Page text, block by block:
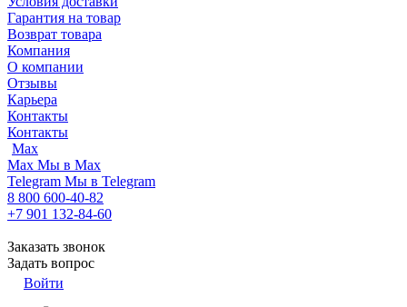
Гарантия на товар
Возврат товара
Компания
О компании
Отзывы
Карьера
Контакты
Контакты
Max
Max Мы в Max
Telegram Мы в Telegram
8 800 600-40-82
+7 901 132-84-60
Заказать звонок
Задать вопрос
Войти